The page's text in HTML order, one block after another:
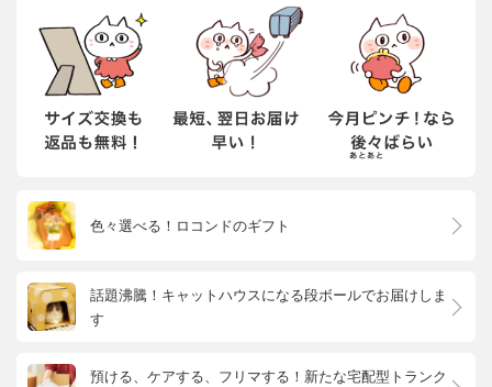
色々選べる！ロコンドのギフト
話題沸騰！キャットハウスになる段ボールでお届けしま
す
預ける、ケアする、フリマする！新たな宅配型トランク